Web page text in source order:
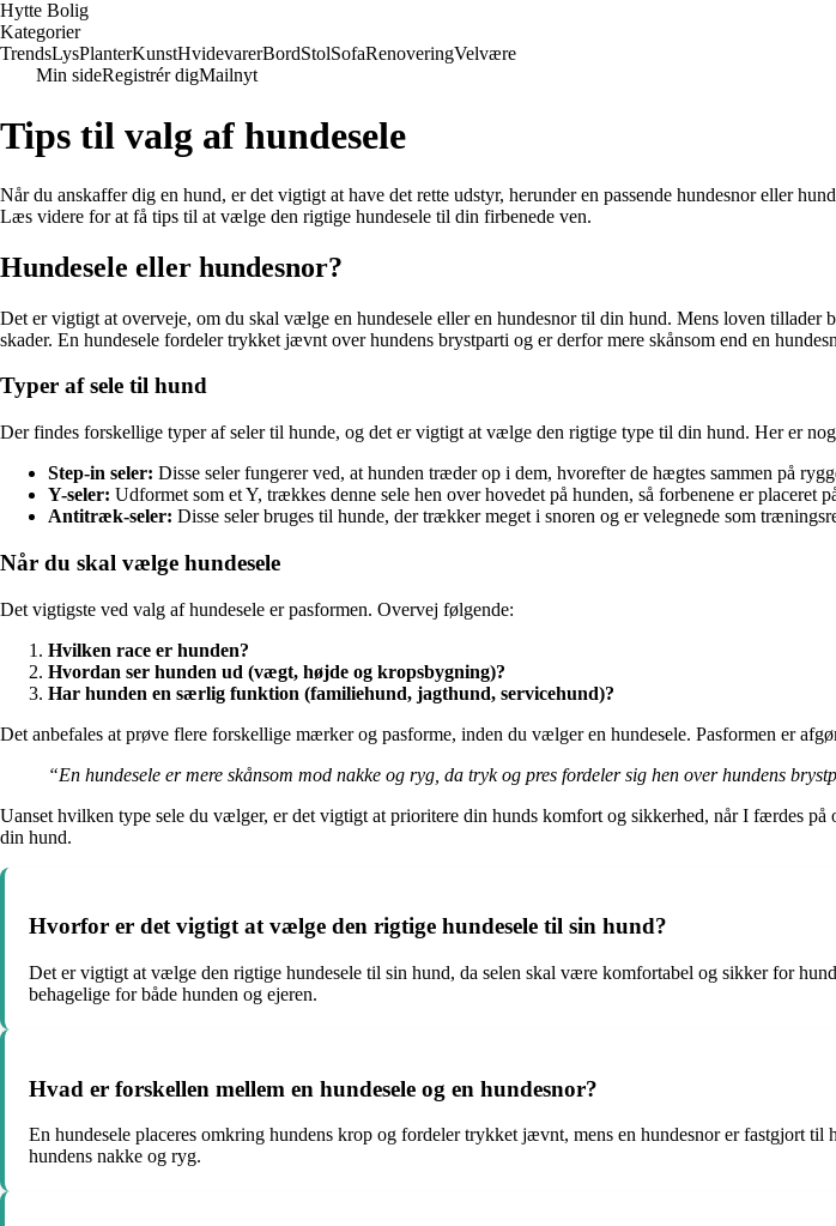
Hytte Bolig
Kategorier
TrendsLysPlanterKunstHvidevarerBordStolSofaRenoveringVelvære
Min sideRegistrér digMailnyt
Tips til valg af hundesele
Når du anskaffer dig en hund, er det vigtigt at have det rette udstyr, herunder en passende hundesnor eller
Læs videre for at få tips til at vælge den rigtige hundesele til din firbenede ven.
Hundesele eller hundesnor?
Det er vigtigt at overveje, om du skal vælge en hundesele eller en hundesnor til din hund. Mens loven tillader
skader. En hundesele fordeler trykket jævnt over hundens brystparti og er derfor mere skånsom end en
Typer af sele til hund
Der findes forskellige typer af seler til hunde, og det er vigtigt at vælge den rigtige type til din hund. Her er
Step-in seler: Disse seler fungerer ved, at hunden træder op i dem, hvorefter de hægtes sammen på
Y-seler: Udformet som et Y, trækkes denne sele hen over hovedet på hunden, så forbenene er placeret
Antitræk-seler: Disse seler bruges til hunde, der trækker meget i snoren og er velegnede som
Når du skal vælge hundesele
Det vigtigste ved valg af hundesele er pasformen. Overvej følgende:
Hvilken race er hunden?
Hvordan ser hunden ud (vægt, højde og kropsbygning)?
Har hunden en særlig funktion (familiehund, jagthund, servicehund)?
Det anbefales at prøve flere forskellige mærker og pasforme, inden du vælger en hundesele. Pasformen er
“En hundesele er mere skånsom mod nakke og ryg, da tryk og pres fordeler sig hen over hundens
Uanset hvilken type sele du vælger, er det vigtigt at prioritere din hunds komfort og sikkerhed, når I færdes
din hund.
Hvorfor er det vigtigt at vælge den rigtige hundesele til sin hund?
Det er vigtigt at vælge den rigtige hundesele til sin hund, da selen skal være komfortabel og sikker for
behagelige for både hunden og ejeren.
Hvad er forskellen mellem en hundesele og en hundesnor?
En hundesele placeres omkring hundens krop og fordeler trykket jævnt, mens en hundesnor er fastgjort
hundens nakke og ryg.